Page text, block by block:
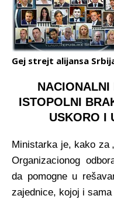
Gej strejt alijansa
NACIONALNI
ISTOPOLNI
USKORO I
Ministarka je, kako za
Organizacionog
da pomogne u
zajednice, kojoj i sama